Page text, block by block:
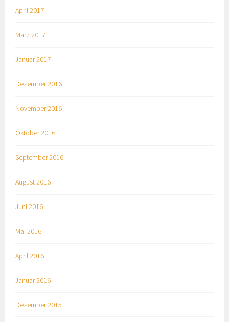
April 2017
März 2017
Januar 2017
Dezember 2016
November 2016
Oktober 2016
September 2016
August 2016
Juni 2016
Mai 2016
April 2016
Januar 2016
Dezember 2015